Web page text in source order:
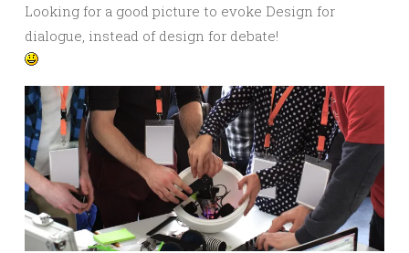
Looking for a good picture to evoke Design for
dialogue, instead of design for debate!